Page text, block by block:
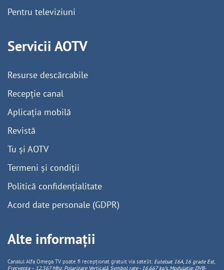
Pentru televiziuni
Servicii AOTV
Resurse descărcabile
Recepție canal
Aplicația mobilă
Revistă
Tu și AOTV
Termeni și condiții
Politică confidențialitate
Acord date personale (GDPR)
Alte informații
Canalul Alfa Omega TV poate fi recepționat gratuit via satelit: Eutelsat 16A, 16 grade Est,
Frecventa – 12.567 Mhz, PolarizareVerticală, Symbol rate - 16.667 ks/s, Modulație: DVB-